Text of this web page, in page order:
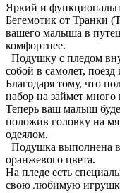
Яркий и
Бегемотик от Транки
вашего малыша в
комфортнее.
Подушку с пледом
собой в самолет,
Благодаря тому, что
набор на займет много
Теперь ваш малыш
положив головку на
одеялом.
Подушка выполнена в
оранжевого цвета.
На пледе есть
свою любимую